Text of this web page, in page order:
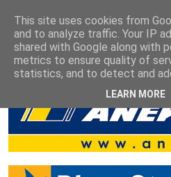
This site uses cookies from
and to analyze traffic. Your IP
shared with Google along with
metrics to ensure quality of
statistics, and to detect and
LEARN MORE